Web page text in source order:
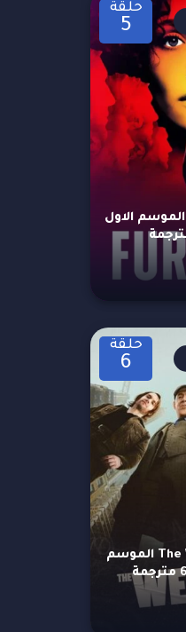
حلقة
5
مسلسل Furious الموسم الاول
حلقة
6
مسلسل The Westies الموسم